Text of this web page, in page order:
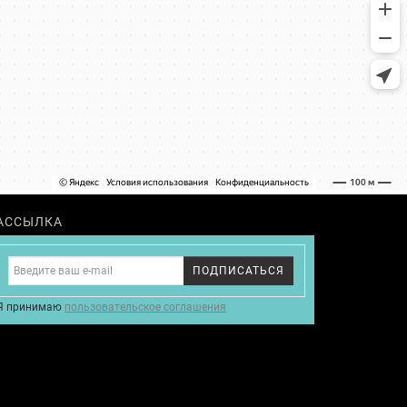
ПОДПИСАТЬСЯ
принимаю пользовательское соглашения